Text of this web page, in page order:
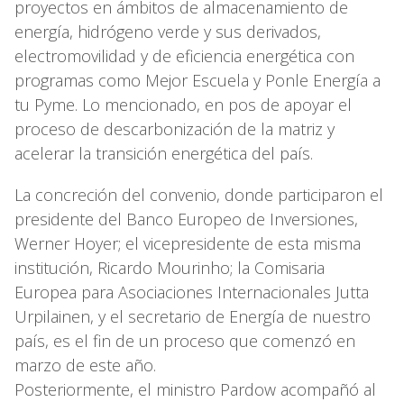
proyectos en ámbitos de almacenamiento de
energía, hidrógeno verde y sus derivados,
electromovilidad y de eficiencia energética con
programas como Mejor Escuela y Ponle Energía a
tu Pyme. Lo mencionado, en pos de apoyar el
proceso de descarbonización de la matriz y
acelerar la transición energética del país.
La concreción del convenio, donde participaron el
presidente del Banco Europeo de Inversiones,
Werner Hoyer; el vicepresidente de esta misma
institución, Ricardo Mourinho; la Comisaria
Europea para Asociaciones Internacionales Jutta
Urpilainen, y el secretario de Energía de nuestro
país, es el fin de un proceso que comenzó en
marzo de este año.
Posteriormente, el ministro Pardow acompañó al